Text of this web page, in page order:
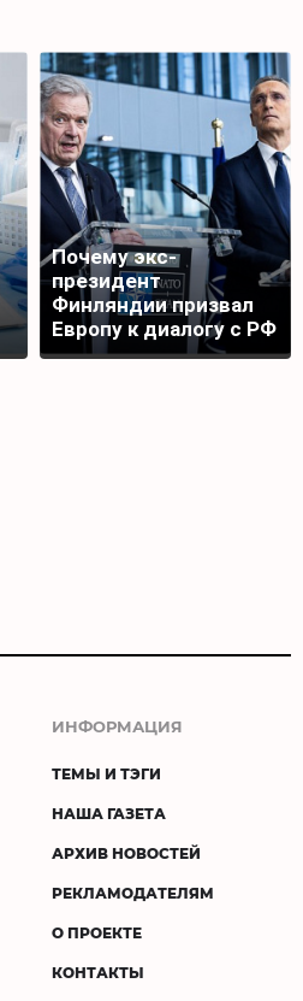
Почему экс-
президент
Финляндии призвал
Европу к диалогу с РФ
ИНФОРМАЦИЯ
ТЕМЫ И ТЭГИ
НАША ГАЗЕТА
АРХИВ НОВОСТЕЙ
РЕКЛАМОДАТЕЛЯМ
О ПРОЕКТЕ
КОНТАКТЫ